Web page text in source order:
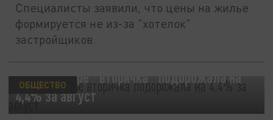
Специалисты заявили, что цены на жилье
формируется не из-за "хотелок"
застройщиков.
В Краснодаре "вторичка" подорожала на
4,4% за август
ОБЩЕСТВО